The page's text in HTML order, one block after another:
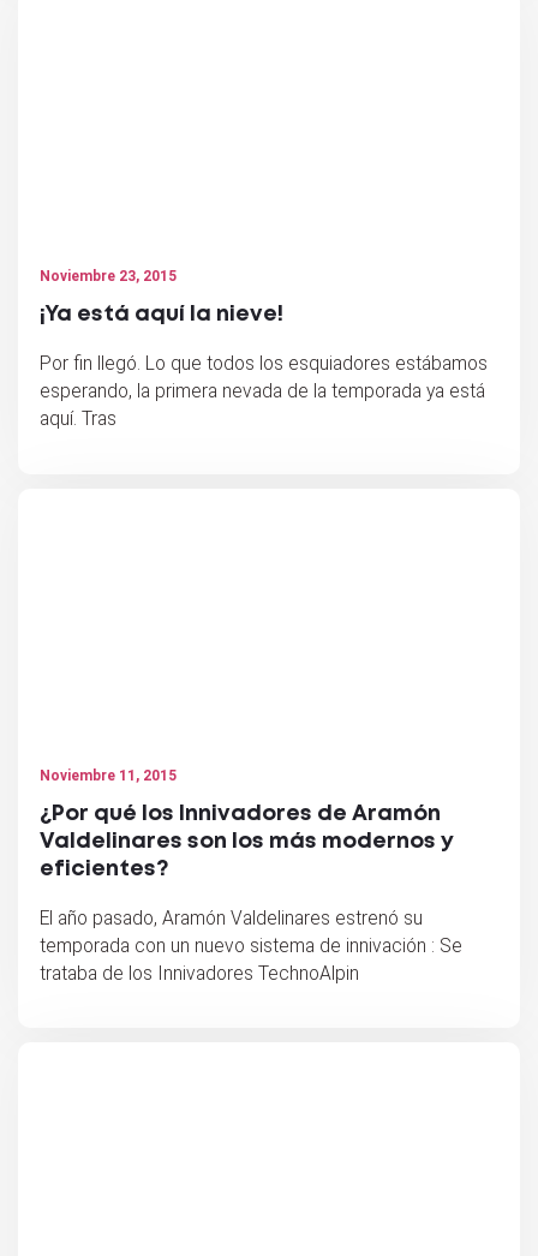
Noviembre 23, 2015
¡Ya está aquí la nieve!
Por fin llegó. Lo que todos los esquiadores estábamos
esperando, la primera nevada de la temporada ya está
aquí. Tras
Noviembre 11, 2015
¿Por qué los Innivadores de Aramón
Valdelinares son los más modernos y
eficientes?
El año pasado, Aramón Valdelinares estrenó su
temporada con un nuevo sistema de innivación : Se
trataba de los Innivadores TechnoAlpin